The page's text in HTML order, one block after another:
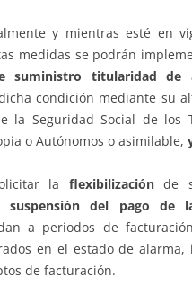
y mientras esté en
medidas se podrán
suministro titularidad de
condición mediante su
la Seguridad Social de los
o Autónomos o asimilable,
la flexibilizaciónde
suspensión del pago de
a periodos de
en el estado de alarma,
de facturación.